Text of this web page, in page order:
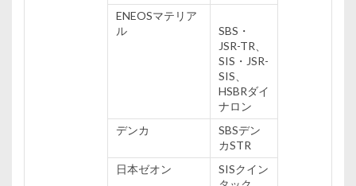
ENEOSマテリア
ル
SBS・
JSR-TR、
SIS・JSR-
SIS、
HSBRダイ
ナロン
デンカ
SBSデン
カSTR
日本ゼオン
SISクイン